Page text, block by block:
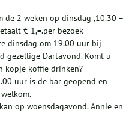
de 2 weken op dinsdag ,10.30 –
€ 1,=.per bezoek
dinsdag om 19.00 uur bij
gezellige Dartavond. Komt u
kopje koffie drinken?
uur is de bar geopend en
op woensdagavond. Annie en